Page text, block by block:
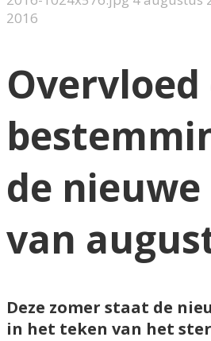
2016
Overvloed
de
van
Deze zomer staat de
in het teken van het